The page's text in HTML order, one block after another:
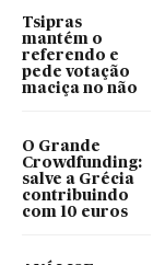
Tsipras
mantém o
referendo e
pede votação
maciça no não
O Grande
Crowdfunding:
salve a Grécia
contribuindo
com 10 euros